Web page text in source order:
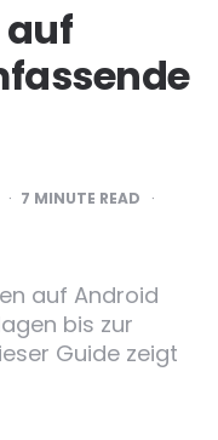
auf
7 MINUTE READ
auf Android
bis zur
Guide zeigt